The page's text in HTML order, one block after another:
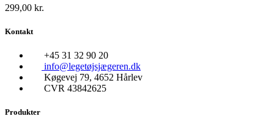
299,00 kr.
Kontakt
+45 31 32 90 20
info@legetøjsjægeren.dk
Køgevej 79, 4652 Hårlev
CVR 43842625
Produkter